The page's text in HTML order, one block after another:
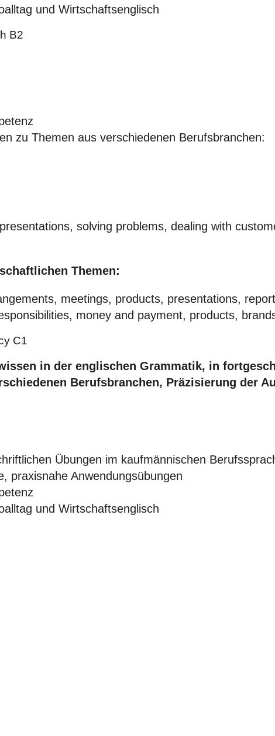
und Wirtschaftsenglisch
B2
zu Themen aus verschiedenen Berufsbranchen:
solving problems, dealing with
Themen:
meetings, products, presentations,
money and payment, products,
C1
in der englischen Grammatik, in
Berufsbranchen, Präzisierung der
Übungen im kaufmännischen
praxisnahe Anwendungsübungen
und Wirtschaftsenglisch